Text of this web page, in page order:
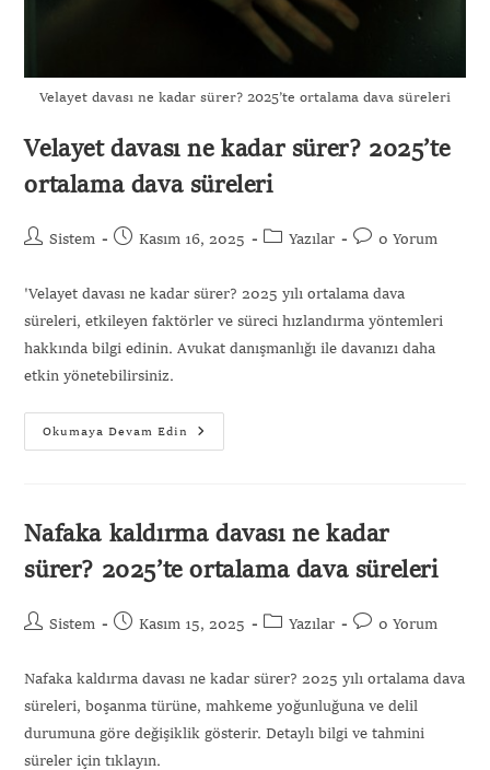
Velayet davası ne kadar sürer? 2025’te ortalama dava süreleri
Velayet davası ne kadar sürer? 2025’te
ortalama dava süreleri
Sistem Kasım 16, 2025 Yazılar 0 Yorum
'Velayet davası ne kadar sürer? 2025 yılı ortalama dava
süreleri, etkileyen faktörler ve süreci hızlandırma yöntemleri
hakkında bilgi edinin. Avukat danışmanlığı ile davanızı daha
etkin yönetebilirsiniz.
Okumaya Devam Edin
Nafaka kaldırma davası ne kadar
sürer? 2025’te ortalama dava süreleri
Sistem Kasım 15, 2025 Yazılar 0 Yorum
Nafaka kaldırma davası ne kadar sürer? 2025 yılı ortalama dava
süreleri, boşanma türüne, mahkeme yoğunluğuna ve delil
durumuna göre değişiklik gösterir. Detaylı bilgi ve tahmini
süreler için tıklayın.